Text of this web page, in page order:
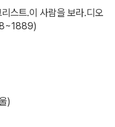
스트.이 사람을 보라.디오
)